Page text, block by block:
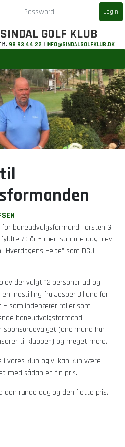
SINDAL GOLF KLUB
98 93 44 22 | INFO@SINDALGOLFKLUB.DK
baneudvalgsformand Torsten G.
70 år – men samme dag blev
Helte” som DGU
der valgt 12 personer ud og
indstilling fra Jesper Billund for
– som indebærer roller som
baneudvalgsformand,
(ene mand har
til klubben) og meget mere.
vores klub og vi kan kun være
med sådan en fin pris.
den runde dag og den flotte pris.